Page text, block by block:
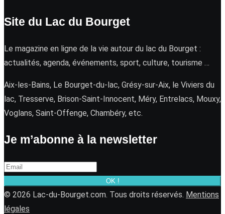
Site du Lac du Bourget
Le magazine en ligne de la vie autour du lac du Bourget :
actualités, agenda, événements, sport, culture, tourisme …
Aix-les-Bains, Le Bourget-du-lac, Grésy-sur-Aix, le Viviers du
lac, Tresserve, Brison-Saint-Innocent, Méry, Entrelacs, Mouxy,
Voglans, Saint-Offenge, Chambéry, etc.
Je m’abonne à la newsletter
OK !
© 2026 Lac-du-Bourget.com. Tous droits réservés. Mentions
légales